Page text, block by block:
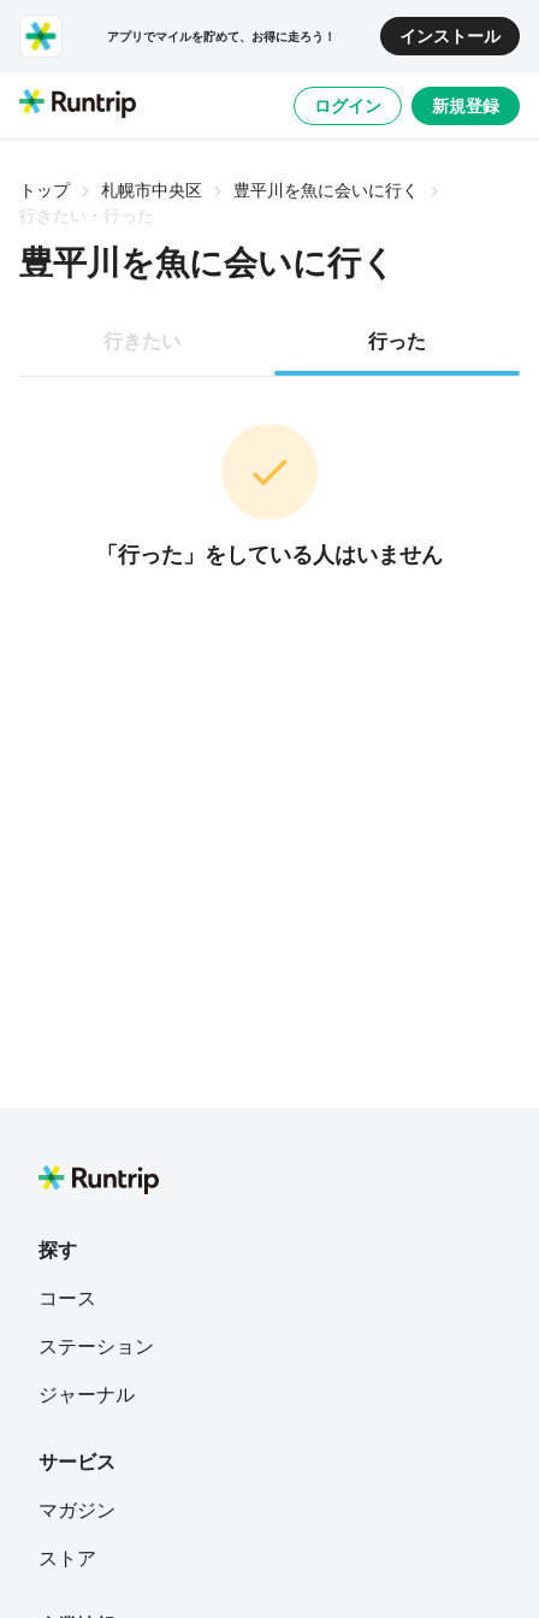
アプリでマイルを貯めて、お得に走ろう！ インストール
ログイン 新規登録
トップ 札幌市中央区
豊平川を魚に会いに行く
行きたい・行った
豊平川を魚に会いに行く
行きたい 行った
「行った」をしている人はいません
探す
コース
ステーション
ジャーナル
サービス
マガジン
ストア